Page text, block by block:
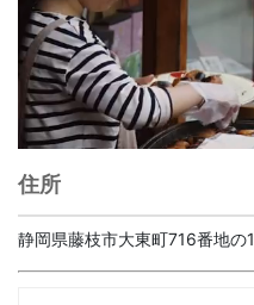
住所
静岡県藤枝市大東町716番地の1